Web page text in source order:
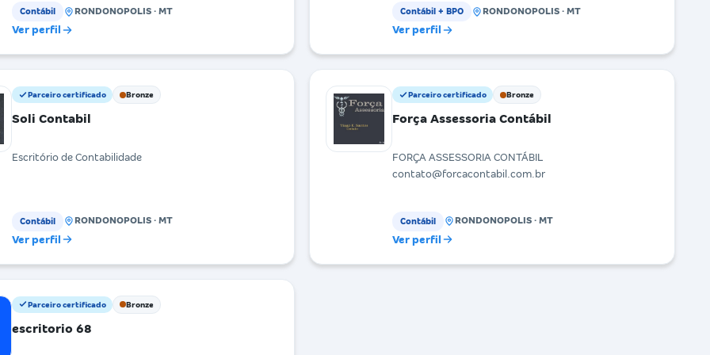
Contábil RONDONOPOLIS · MT
Ver perfil
Contábil + BPO RONDONOPOLIS · MT
Ver perfil
Parceiro certificado Bronze
Soli Contabil
Escritório de Contabilidade
Contábil RONDONOPOLIS · MT
Ver perfil
Parceiro certificado Bronze
Força Assessoria Contábil
FORÇA ASSESSORIA CONTÁBIL
contato@forcacontabil.com.br
Contábil RONDONOPOLIS · MT
Ver perfil
Parceiro certificado Bronze
escritorio 68